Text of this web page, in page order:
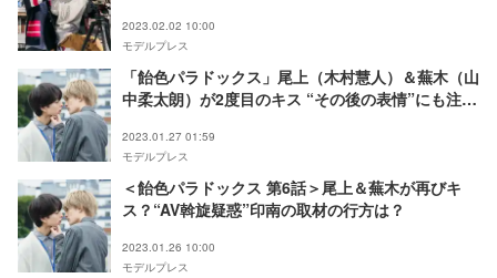
2023.02.02 10:00
モデルプレス
「飴色パラドックス」尾上（木村慧人）＆蕪木（山
中柔太朗）が2度目のキス “その後の表情”にも注目
2023.01.27 01:59
モデルプレス
＜飴色パラドックス 第6話＞尾上＆蕪木が再びキ
ス？“AV斡旋疑惑”印南の取材の行方は？
2023.01.26 10:00
モデルプレス